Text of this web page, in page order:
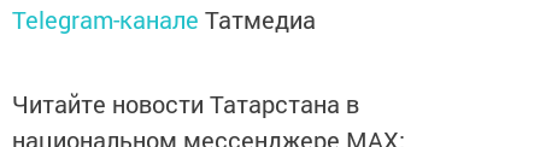
Telegram-канале Татмедиа
Читайте новости Татарстана в
национальном мессенджере MАХ: